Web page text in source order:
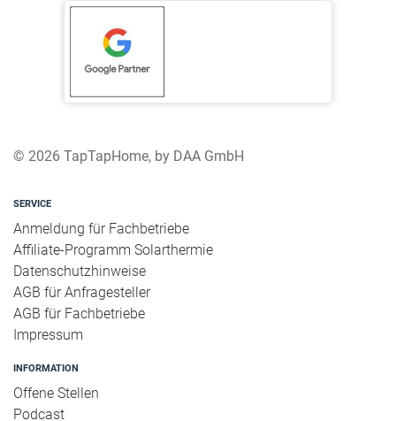
Trinkwasserstation
Nachheizung
Pufferspeicher
Trinkwasserspeicher
Trinkwasserverbraucher
© 2026 TapTapHome, by DAA GmbH
SERVICE
Anmeldung für Fachbetriebe
Affiliate-Programm Solarthermie
Datenschutzhinweise
AGB für Anfragesteller
AGB für Fachbetriebe
Impressum
INFORMATION
Offene Stellen
Podcast